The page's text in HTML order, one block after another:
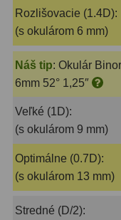
Vreckové10
Príslušenstvo17
Meteostanice52
Domáci21
Profesionálne
Rozlišovacie (1.4D):
(s okulárom 6 mm)
Náš tip: Okulár
6mm 52° 1,25″
Veľké (1D):
(s okulárom 9 mm)
Optimálne (0.7D):
(s okulárom 13 mm)
Stredné (D/2):